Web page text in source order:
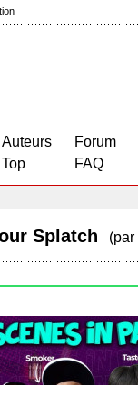
Auteurs
Top
Forum
FAQ
Splatch (par